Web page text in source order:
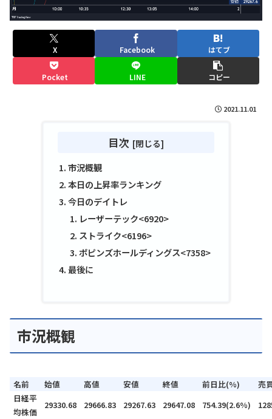
X Facebook はてブ
Pocket LINE コピー
2021.11.01
目次
市況概観
本日の上昇率ランキング
今日のデイトレ
レーザーテック<6920>
ストライク<6196>
ポピンズホールディングス<7358>
最後に
市況概観
名前 始値 高値 安値 終値 前日比(%)
売
日経平
均株価
29330.68 29666.83 29267.63 29647.08 754.39(2.6%)